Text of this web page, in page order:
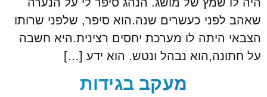
שאהב לפני כעשרים שנה.הוא סיפר, שלפני שרותו
הצבאי היתה לו מערכת יחסים רצינית.היא חשבה
על חתונה,הוא נבהל ונטש. הוא ידע […]
מעקב בגידות